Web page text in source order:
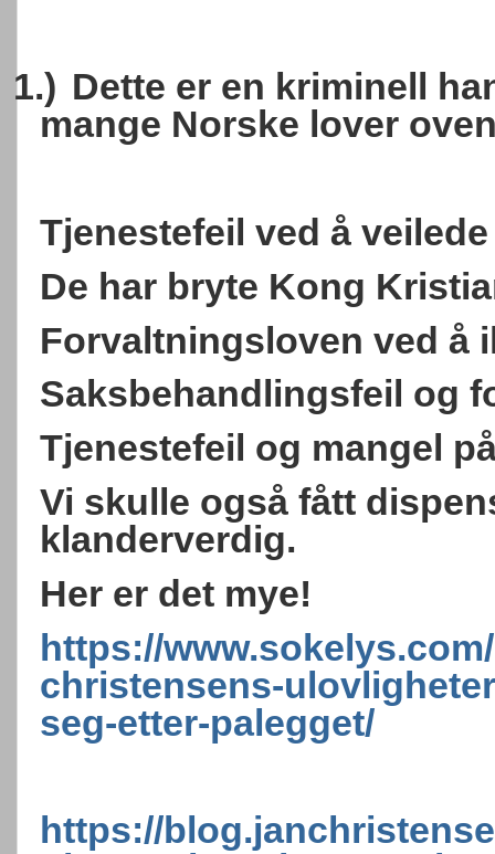
1.) Dette er en kriminell
mange Norske lover
Tjenestefeil ved å
De har bryte Kong
Forvaltningsloven ved å
Saksbehandlingsfeil og
Tjenestefeil og mangel
Vi skulle også fått
klanderverdig.
Her er det mye!
https://
christensens-
seg-etter-palegget/
https://